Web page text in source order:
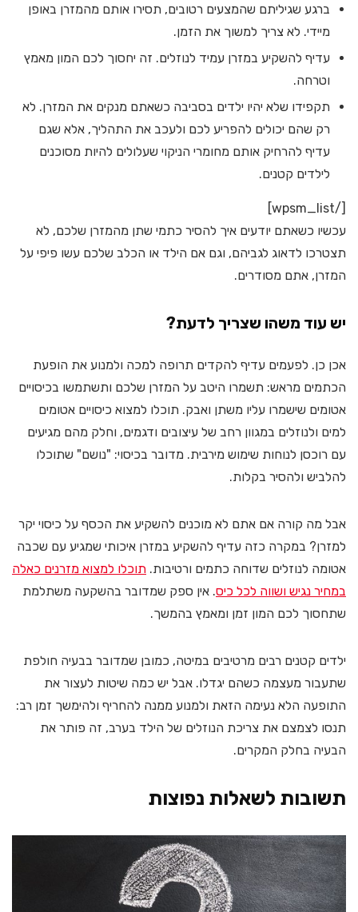
ברגע שגיליתם שהמצעים רטובים, תסירו אותם מהמזרן באופן
מיידי. לא צריך למשוך את הזמן.
עדיף להשקיע במזרן עמיד לנוזלים. זה יחסוך לכם המון מאמץ
וטרחה.
תקפידו שלא יהיו ילדים בסביבה כשאתם מנקים את המזרן. לא
רק שהם יכולים להפריע לכם ולעכב את התהליך, אלא שגם
עדיף להרחיק אותם מחומרי הניקוי שעלולים להיות מסוכנים
לילדים קטנים.
[/wpsm_list]
עכשיו כשאתם יודעים איך להסיר כתמי שתן מהמזרן שלכם, לא
תצטרכו לדאוג לגביהם, וגם אם הילד או הכלב שלכם עשו פיפי על
המזרן, אתם מסודרים.
יש עוד משהו שצריך לדעת?
אכן כן. לפעמים עדיף להקדים תרופה למכה ולמנוע את הופעת
הכתמים מראש: תשמרו היטב על המזרן שלכם ותשתמשו בכיסויים
אטומים שישמרו עליו משתן ואבק. תוכלו למצוא כיסויים אטומים
למים ולנוזלים במגוון רחב של עיצובים ודגמים, וחלק מהם מגיעים
עם רוכסן לנוחות שימוש מירבית. מדובר בכיסוי: "נושם" שתוכלו
להלביש ולהסיר בקלות.
אבל מה קורה אם אתם לא מוכנים להשקיע את הכסף על כיסוי יקר
למזרן? במקרה כזה עדיף להשקיע במזרן איכותי שמגיע עם שכבה
אטומה לנוזלים שדוחה כתמים ורטיבות. תוכלו למצוא מזרנים כאלה
במחיר נגיש ושווה לכל כיס. אין ספק שמדובר בהשקעה משתלמת
שתחסוך לכם המון זמן ומאמץ בהמשך.
ילדים קטנים רבים מרטיבים במיטה, כמובן שמדובר בבעיה חולפת
שתעבור מעצמה כשהם יגדלו. אבל יש כמה שיטות לעצור את
התופעה הלא נעימה הזאת ולמנוע ממנה להחריף ולהימשך זמן רב:
תנסו לצמצם את צריכת הנוזלים של הילד בערב, זה פותר את
הבעיה בחלק המקרים.
תשובות לשאלות נפוצות